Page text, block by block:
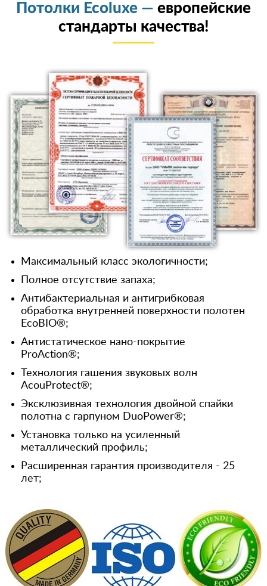
Потолки Ecoluxe — европейские
стандарты качества!
Максимальный класс экологичности;
Полное отсутствие запаха;
Антибактериальная и антигрибковая
обработка внутренней поверхности полотен
EcoBIO®;
Антистатическое нано-покрытие
ProAction®;
Технология гашения звуковых волн
AcouProtect®;
Эксклюзивная технология двойной спайки
полотна с гарпуном DuoPower®;
Установка только на усиленный
металлический профиль;
Расширенная гарантия производителя - 25
лет;